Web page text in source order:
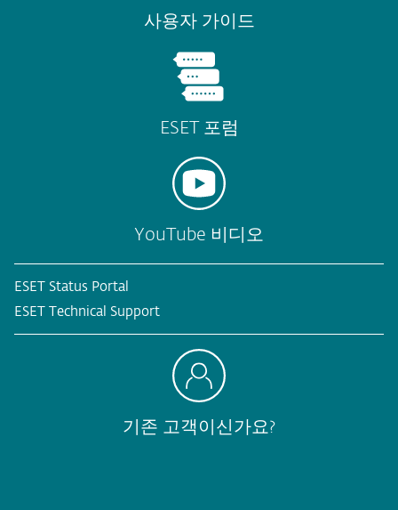
사용자 가이드
ESET 포럼
YouTube 비디오
ESET Status Portal
ESET Technical Support
기존 고객이신가요?